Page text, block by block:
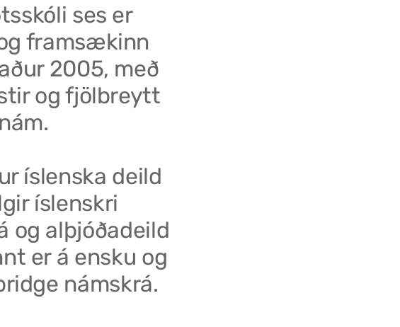
ses er
framsækinn
2005, með
og fjölbreytt
nám.
íslenska deild
íslenskri
og alþjóðadeild
er á ensku og
námskrá.